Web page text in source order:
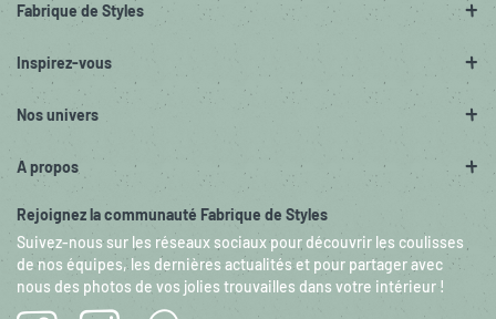
Fabrique de Styles
Inspirez-vous
Nos univers
A propos
Rejoignez la communauté Fabrique de Styles
Suivez-nous sur les réseaux sociaux pour découvrir les coulisses
de nos équipes, les dernières actualités et pour partager avec
nous des photos de vos jolies trouvailles dans votre intérieur !